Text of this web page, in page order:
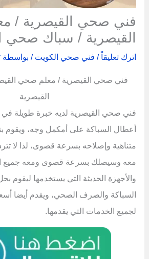
فني صحي القيصرية /
القيصرية / سباك صحي
اترك تعليقاً / فني صحي الكويت / بواسطة
فني صحي القيصرية / معلم صحي
القيصرية
فني صحي القيصرية لديه خبرة طويلة
أعطال السباكة على أمكمل وجه، ويقوم
متناهية وإصلاحه بسرعة قصوى، لذا لا
معه وسيصلك بسرعة قصوى ومعه جميع
والأجهزة الحديثة التي يستخدمها ليقوم
السباكة والصرف الصحي، ويقدم أيضا
لجميع الخدمات التي يقدمها.